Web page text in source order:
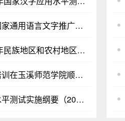
玉溪师范学院赴墨江县开展国家通用语言文字推广培训活动
我校承办教育部语用司2024年民族地区和农村地区教师国家通用语言文字能力提升示范培训
云南省民族地区教师普通话培训在玉溪师范学院顺利开班
玉溪师范学院举行《普通话水平测试实施纲要（2021年版）》专题培训会